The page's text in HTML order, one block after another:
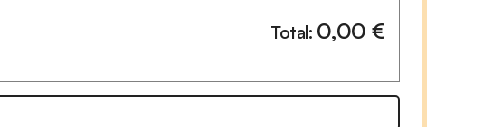
Total: 0,00€